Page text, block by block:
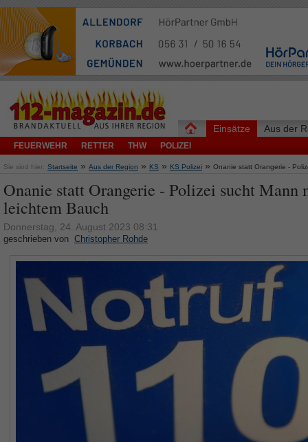
Einsätze
FEUERWEHR RETTER THW POLIZEI
Aus der
Sie sind hier: Startseite » Aus der Region » KS » KS Polizei » Onanie statt Orangerie -
Onanie statt Orangerie - Polizei sucht Mann
leichtem Bauch
Donnerstag, 24. August 2023 08:31
geschrieben von Christopher Rohde